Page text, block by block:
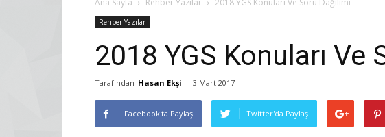
Ana Sayfa Rehber Yazılar 2018 YGS Konuları Ve Soru Dağılımı
Rehber Yazılar
2018 YGS Konuları Ve
Tarafından Hasan Ekşi - 3 Mart 2017
Facebook'ta Paylaş Twitter'da Paylaş